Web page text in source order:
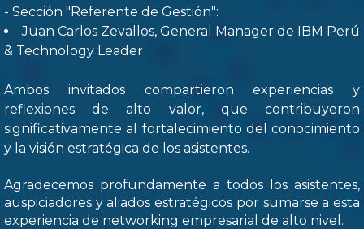
- Sección "Referente de Gestión":
Juan Carlos Zevallos, General Manager de IBM Perú
& Technology Leader
Ambos invitados compartieron experiencias y
reflexiones de alto valor, que contribuyeron
significativamente al fortalecimiento del conocimiento
y la visión estratégica de los asistentes.
Agradecemos profundamente a todos los asistentes,
auspiciadores y aliados estratégicos por sumarse a esta
experiencia de networking empresarial de alto nivel.